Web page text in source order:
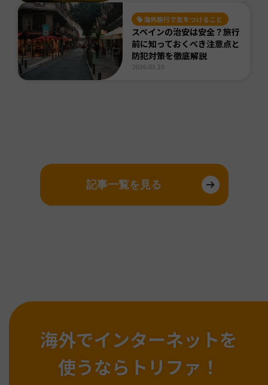
海外旅行で気をつけること
スペインの治安は安全？旅行
前に知っておくべき注意点と
防犯対策を徹底解説
記事一覧を見る
海外でインターネットを
使うならトリファ！